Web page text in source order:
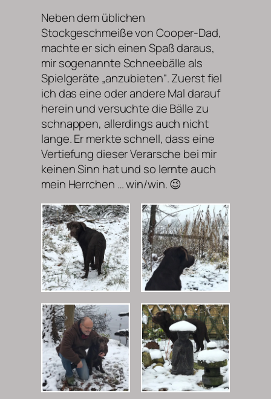
Neben dem üblichen
Stockgeschmeiße von Cooper-Dad,
machte er sich einen Spaß daraus,
mir sogenannte Schneebälle als
Spielgeräte „anzubieten“. Zuerst fiel
ich das eine oder andere Mal darauf
herein und versuchte die Bälle zu
schnappen, allerdings auch nicht
lange. Er merkte schnell, dass eine
Vertiefung dieser Verarsche bei mir
keinen Sinn hat und so lernte auch
mein Herrchen … win/win. 😉